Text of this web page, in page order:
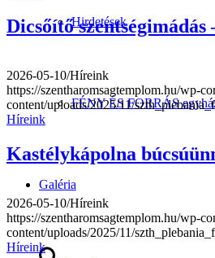
Hirdetések
FÉNY ÉS FORRÁS
Galéria
Dicsőítő szentségimádás
2026-05-10/Híreink
https://szentharomsagtemplom.hu/wp-
content/uploads/2025/11/
Híreink
Kastélykápolna
2026-05-10/Híreink
https://szentharomsagtemplom.hu/wp-
content/uploads/2025/11/
Híreink